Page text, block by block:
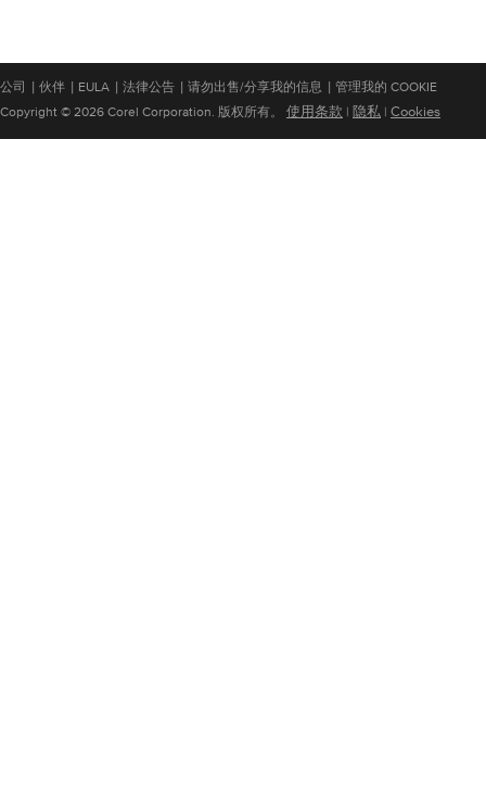
公司 | 伙伴 | EULA | 法律公告 | 请勿出售/分享我的信息 | 管理我的 COOKIE
Copyright © 2026 Corel Corporation. 版权所有。 使用条款 | 隐私 | Cookies